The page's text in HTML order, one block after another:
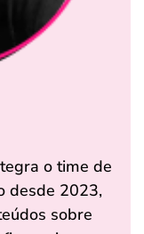
o time de
desde 2023,
sobre